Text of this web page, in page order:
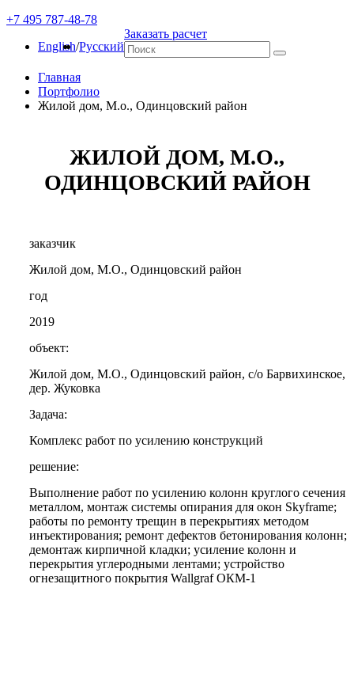
+7 495 787-48-78
English/Русский
Заказать расчет
Главная
Портфолио
Жилой дом, М.о., Одинцовский район
ЖИЛОЙ ДОМ, М.О.,
ОДИНЦОВСКИЙ РАЙОН
заказчик
Жилой дом, М.О., Одинцовский район
год
2019
объект:
Жилой дом, М.О., Одинцовский район, с/о Барвихинское,
дер. Жуковка
Задача:
Комплекс работ по усилению конструкций
решение:
Выполнение работ по усилению колонн круглого сечения
металлом, монтаж системы опирания для окон Skyframe;
работы по ремонту трещин в перекрытиях методом
инъектирования; ремонт дефектов бетонирования колонн;
демонтаж кирпичной кладки; усиление колонн и
перекрытия углеродными лентами; устройство
огнезащитного покрытия Wallgraf ОКМ-1